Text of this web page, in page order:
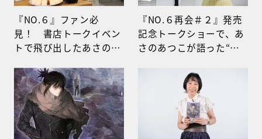
『NO.６』ファン必
見！ 書店トークイベン
トで飛び出したあさのあ
『NO.６再会＃２』発売
記念トークショーで、あ
さのあつこが語った“決